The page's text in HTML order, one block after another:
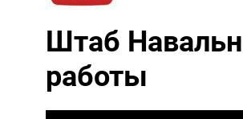
Штаб
работы